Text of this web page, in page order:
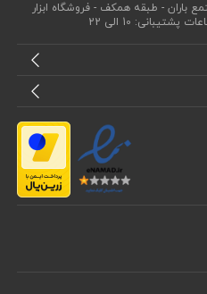
عدالت38 - مجتمع باران - طبقه همکف - فروشگاه ابزار
10 الی 22